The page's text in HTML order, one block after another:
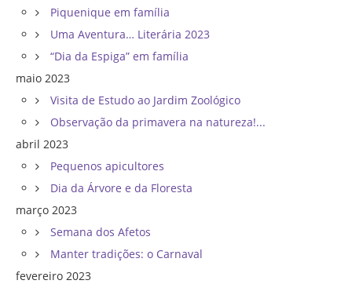
Piquenique em família
Uma Aventura… Literária 2023
“Dia da Espiga” em família
maio 2023
Visita de Estudo ao Jardim Zoológico
Observação da primavera na natureza!...
abril 2023
Pequenos apicultores
Dia da Árvore e da Floresta
março 2023
Semana dos Afetos
Manter tradições: o Carnaval
fevereiro 2023